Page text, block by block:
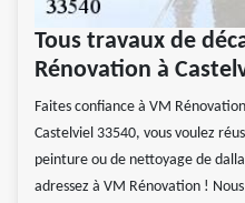
Tous travaux de
Rénovation à
Faites confiance à VM
Castelviel 33540, vous voulez
peinture ou de nettoyage de
adressez à VM Rénovation !